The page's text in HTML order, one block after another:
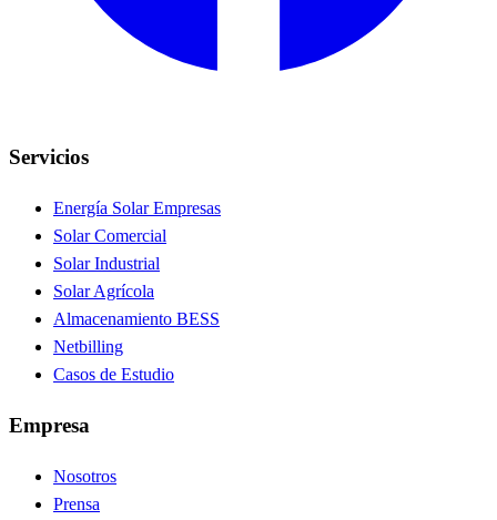
Servicios
Energía Solar Empresas
Solar Comercial
Solar Industrial
Solar Agrícola
Almacenamiento BESS
Netbilling
Casos de Estudio
Empresa
Nosotros
Prensa